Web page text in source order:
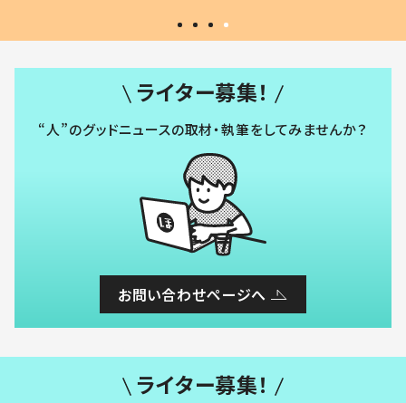
ライター募集！
“人”のグッドニュースの取材・執筆をしてみませんか？
お問い合わせページへ
ライター募集！